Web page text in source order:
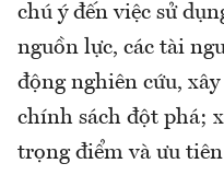
chú ý đến việc sử
nguồn lực, các tài
động nghiên cứu,
chính sách đột phá;
trọng điểm và ưu